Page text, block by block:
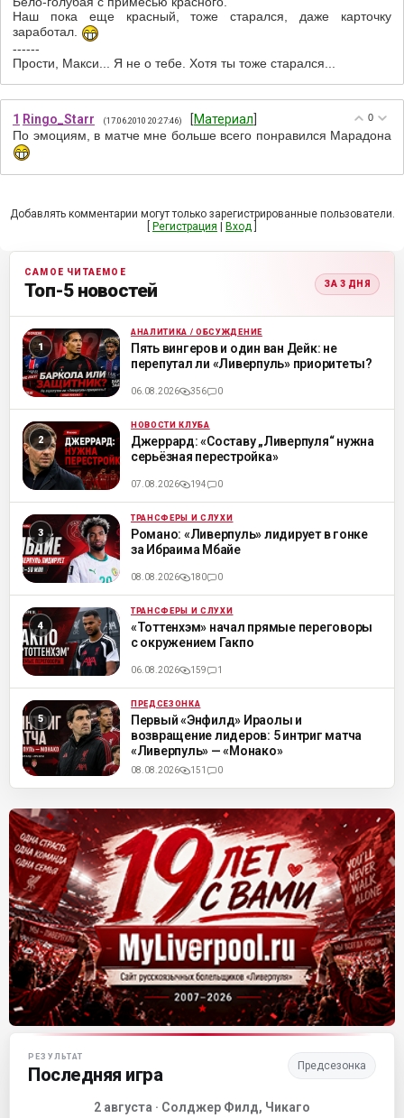
Наш пока еще красный, тоже старался, даже карточку
заработал.
------
Прости, Макси... Я не о тебе. Хотя ты тоже старался...
0
1 Ringo_Starr (17.06.2010 20:27:46) [Материал
По эмоциям, в матче мне больше всего понравился Марадона
Добавлять комментарии могут только зарегистрированные пользователи.
Регистрация Вход
САМОЕ ЧИТАЕМОЕ
Топ-5 новостей ЗА 3 ДНЯ
ML АНАЛИТИКА / ОБСУЖДЕНИЕ
Пять вингеров и один ван Дейк: не
перепутал ли «Ливерпуль» приоритеты?
06.08.2026 356 0
ML НОВОСТИ КЛУБА
Джеррард: «Составу „Ливерпуля“ нужна
серьёзная перестройка»
07.08.2026 194 0
ML ТРАНСФЕРЫ И СЛУХИ
Романо: «Ливерпуль» лидирует в гонке
за Ибраима Мбайе
08.08.2026 180 0
ML ТРАНСФЕРЫ И СЛУХИ
«Тоттенхэм» начал прямые переговоры
с окружением Гакпо
06.08.2026 159 1
ML ПРЕДСЕЗОНКА
Первый «Энфилд» Ираолы и
возвращение лидеров: 5 интриг матча
«Ливерпуль» — «Монако»
08.08.2026 151 0
Матч-центр «Ливерпуля»
РЕЗУЛЬТАТ
Последняя игра Предсезонка
2 августа · Солджер Филд, Чикаго